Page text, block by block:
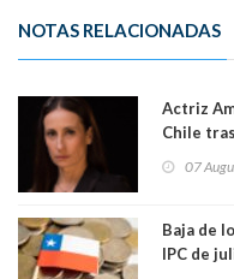
NOTAS RELACIONADAS
Actriz
Chile
07
Baja de
IPC de